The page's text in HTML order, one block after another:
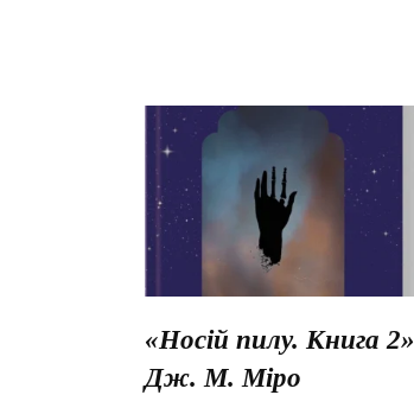
«Носій пилу. Книга 2»
Дж. М. Міро